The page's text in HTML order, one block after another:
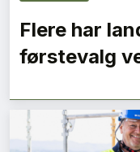
Flere har
førstevalg